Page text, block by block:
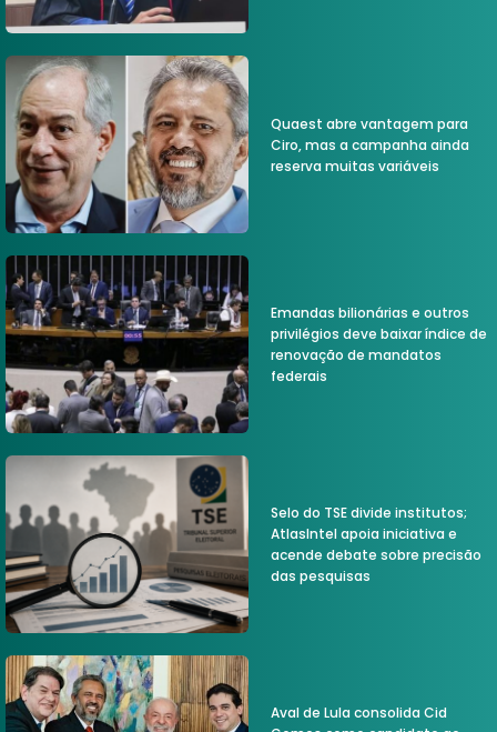
Quaest abre vantagem para
Ciro, mas a campanha ainda
reserva muitas variáveis
Emandas bilionárias e outros
privilégios deve baixar índice de
renovação de mandatos
federais
Selo do TSE divide institutos;
AtlasIntel apoia iniciativa e
acende debate sobre precisão
das pesquisas
Aval de Lula consolida Cid